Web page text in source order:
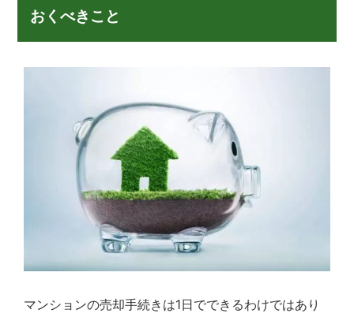
おくべきこと
マンションの売却手続きは1日でできるわけではあり